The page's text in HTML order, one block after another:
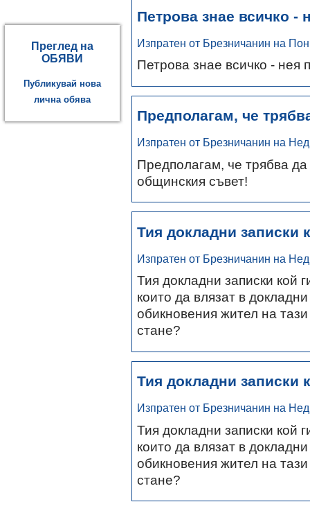
Преглед на
ОБЯВИ
Публикувай нова
лична обява
Петрова знае всичко -
Изпратен от Брезничанин на
Петрова знае всичко - нея
Предполагам, че
Изпратен от Брезничанин на
Предполагам, че трябва
общинския съвет!
Тия докладни записки
Изпратен от Брезничанин на
Тия докладни записки кой
които да влязат в
обикновения жител на
стане?
Тия докладни записки
Изпратен от Брезничанин на
Тия докладни записки кой
които да влязат в
обикновения жител на
стане?